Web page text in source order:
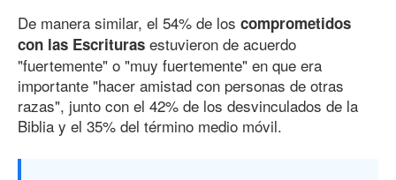
De manera similar, el 54% de los comprometidos
con las Escrituras estuvieron de acuerdo
"fuertemente" o "muy fuertemente" en que era
importante "hacer amistad con personas de otras
razas", junto con el 42% de los desvinculados de la
Biblia y el 35% del término medio móvil.